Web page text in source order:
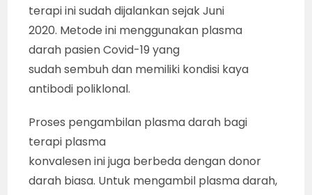
terapi ini sudah dijalankan sejak Juni
2020. Metode ini menggunakan plasma
darah pasien Covid-19 yang
sudah sembuh dan memiliki kondisi kaya
antibodi poliklonal.
Proses pengambilan plasma darah bagi
terapi plasma
konvalesen ini juga berbeda dengan donor
darah biasa. Untuk mengambil plasma darah,